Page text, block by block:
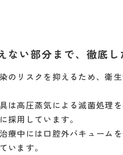
ない部分まで、徹底し
のリスクを抑えるため、衛
は高圧蒸気による滅菌処理
採用しています。
療中には口腔外バキューム
います。